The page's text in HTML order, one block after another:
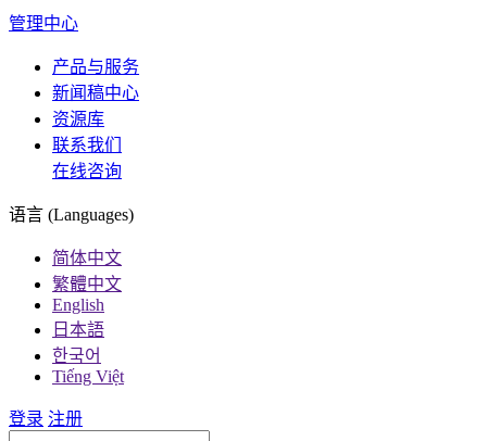
管理中心
产品与服务
新闻稿中心
资源库
联系我们
在线咨询
语言 (Languages)
简体中文
繁體中文
English
日本語
한국어
Tiếng Việt
登录 注册